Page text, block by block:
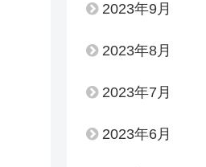
2023年9月
2023年8月
2023年7月
2023年6月